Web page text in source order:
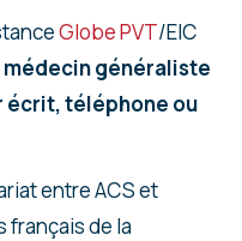
Globe PVT/EIC
généraliste
écrit, téléphone ou
entre ACS et
français de la